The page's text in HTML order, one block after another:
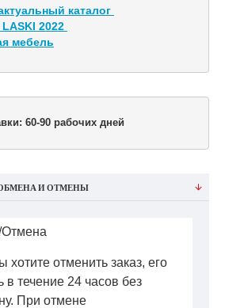
каталог
2022
мебель
60-90 рабочих дней
И ОТМЕНЫ
отменить заказ, его
в течение 24 часов без
При отмене